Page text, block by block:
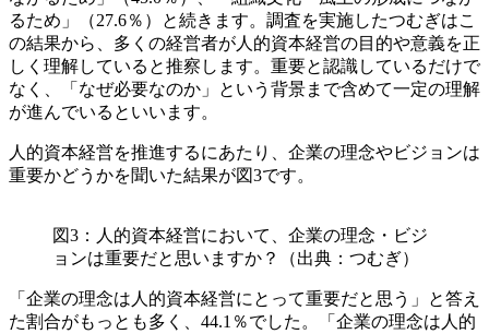
るため」（27.6％）と続きます。調査を実施したつむぎはこ
の結果から、多くの経営者が人的資本経営の目的や意義を正
しく理解していると推察します。重要と認識しているだけで
なく、「なぜ必要なのか」という背景まで含めて一定の理解
が進んでいるといいます。
人的資本経営を推進するにあたり、企業の理念やビジョンは
重要かどうかを聞いた結果が図3です。
図3：人的資本経営において、企業の理念・ビジ
ョンは重要だと思いますか？（出典：つむぎ）
「企業の理念は人的資本経営にとって重要だと思う」と答え
た割合がもっとも多く、44.1％でした。「企業の理念は人的